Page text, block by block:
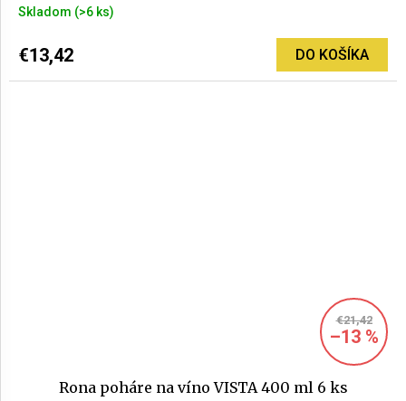
Skladom (>6 ks)
€13,42 DO KOŠÍKA
€21,42
–13 %
Rona poháre na víno VISTA 400 ml 6 ks